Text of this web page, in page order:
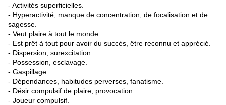
- Activités superficielles.
- Hyperactivité, manque de concentration, de focalisation et de
sagesse.
- Veut plaire à tout le monde.
- Est prêt à tout pour avoir du succès, être reconnu et apprécié.
- Dispersion, surexcitation.
- Possession, esclavage.
- Gaspillage.
- Dépendances, habitudes perverses, fanatisme.
- Désir compulsif de plaire, provocation.
- Joueur compulsif.